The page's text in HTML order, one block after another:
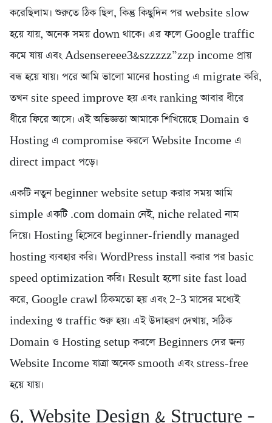
করেছিলাম। শুরুতে ঠিক ছিল, কিন্তু কিছুদিন পর website slow
হয়ে যায়, অনেক সময় down থাকে। এর ফলে Google traffic
কমে যায় এবং Adsensereee3&szzzzz”zzp income প্রায়
বন্ধ হয়ে যায়। পরে আমি ভালো মানের hosting এ migrate করি,
তখন site speed improve হয় এবং ranking আবার ধীরে
ধীরে ফিরে আসে। এই অভিজ্ঞতা আমাকে শিখিয়েছে Domain ও
Hosting এ compromise করলে Website Income এ
direct impact পড়ে।
একটি নতুন beginner website setup করার সময় আমি
simple একটি .com domain নেই, niche related নাম
দিয়ে। Hosting হিসেবে beginner-friendly managed
hosting ব্যবহার করি। WordPress install করার পর basic
speed optimization করি। Result হলো site fast load
করে, Google crawl ঠিকমতো হয় এবং 2–3 মাসের মধ্যেই
indexing ও traffic শুরু হয়। এই উদাহরণ দেখায়, সঠিক
Domain ও Hosting setup করলে Beginners দের জন্য
Website Income যাত্রা অনেক smooth এবং stress-free
হয়ে যায়।
6. Website Design & Structure –